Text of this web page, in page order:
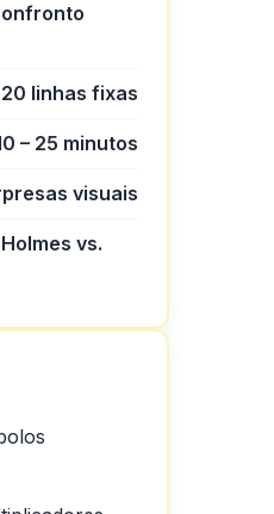
linhas fixas
– 25 minutos
visuais
vs.